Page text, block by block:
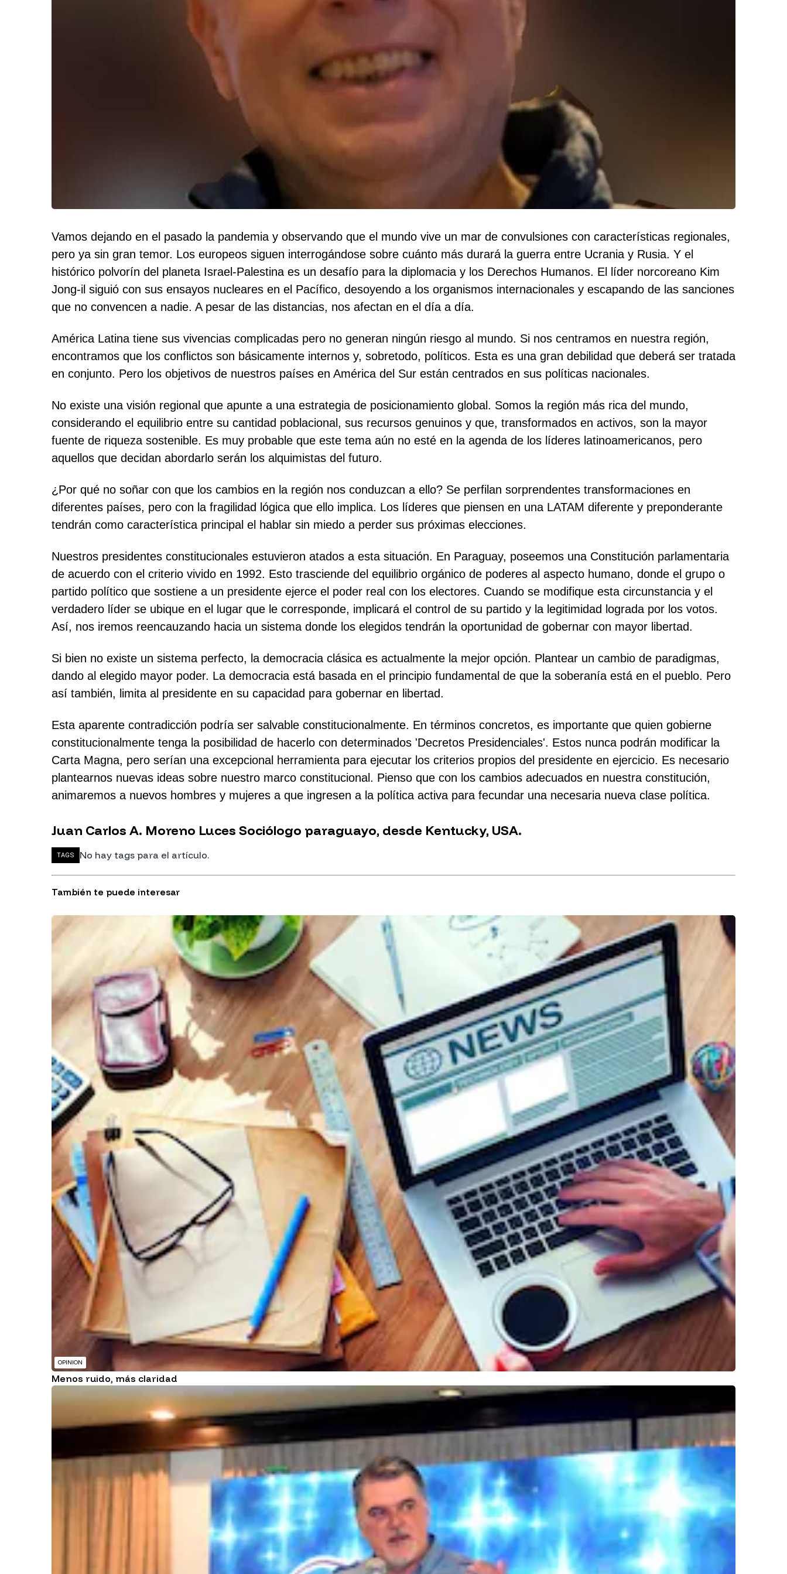
Vamos dejando en el pasado la pandemia y observando que el mundo vive un mar de convulsiones con características regionales,
pero ya sin gran temor. Los europeos siguen interrogándose sobre cuánto más durará la guerra entre Ucrania y Rusia. Y el
histórico polvorín del planeta Israel-Palestina es un desafío para la diplomacia y los Derechos Humanos. El líder norcoreano Kim
Jong-il siguió con sus ensayos nucleares en el Pacífico, desoyendo a los organismos internacionales y escapando de las sanciones
que no convencen a nadie. A pesar de las distancias, nos afectan en el día a día.
América Latina tiene sus vivencias complicadas pero no generan ningún riesgo al mundo. Si nos centramos en nuestra región,
encontramos que los conflictos son básicamente internos y, sobretodo, políticos. Esta es una gran debilidad que deberá ser tratada
en conjunto. Pero los objetivos de nuestros países en América del Sur están centrados en sus políticas nacionales.
No existe una visión regional que apunte a una estrategia de posicionamiento global. Somos la región más rica del mundo,
considerando el equilibrio entre su cantidad poblacional, sus recursos genuinos y que, transformados en activos, son la mayor
fuente de riqueza sostenible. Es muy probable que este tema aún no esté en la agenda de los líderes latinoamericanos, pero
aquellos que decidan abordarlo serán los alquimistas del futuro.
¿Por qué no soñar con que los cambios en la región nos conduzcan a ello? Se perfilan sorprendentes transformaciones en
diferentes países, pero con la fragilidad lógica que ello implica. Los líderes que piensen en una LATAM diferente y preponderante
tendrán como característica principal el hablar sin miedo a perder sus próximas elecciones.
Nuestros presidentes constitucionales estuvieron atados a esta situación. En Paraguay, poseemos una Constitución parlamentaria
de acuerdo con el criterio vivido en 1992. Esto trasciende del equilibrio orgánico de poderes al aspecto humano, donde el grupo o
partido político que sostiene a un presidente ejerce el poder real con los electores. Cuando se modifique esta circunstancia y el
verdadero líder se ubique en el lugar que le corresponde, implicará el control de su partido y la legitimidad lograda por los votos.
Así, nos iremos reencauzando hacia un sistema donde los elegidos tendrán la oportunidad de gobernar con mayor libertad.
Si bien no existe un sistema perfecto, la democracia clásica es actualmente la mejor opción. Plantear un cambio de paradigmas,
dando al elegido mayor poder. La democracia está basada en el principio fundamental de que la soberanía está en el pueblo. Pero
así también, limita al presidente en su capacidad para gobernar en libertad.
Esta aparente contradicción podría ser salvable constitucionalmente. En términos concretos, es importante que quien gobierne
constitucionalmente tenga la posibilidad de hacerlo con determinados 'Decretos Presidenciales'. Estos nunca podrán modificar la
Carta Magna, pero serían una excepcional herramienta para ejecutar los criterios propios del presidente en ejercicio. Es necesario
plantearnos nuevas ideas sobre nuestro marco constitucional. Pienso que con los cambios adecuados en nuestra constitución,
animaremos a nuevos hombres y mujeres a que ingresen a la política activa para fecundar una necesaria nueva clase política.
Juan Carlos A. Moreno Luces Sociólogo paraguayo, desde Kentucky, USA.
TAGS No hay tags para el artículo.
También te puede interesar
OPINION
Menos ruido, más claridad